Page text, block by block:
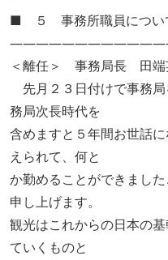
■ ５ 事務所職員につい
＜離任＞ 事務局長 田端
先月２３日付けで事務
務局次長時代を
含めますと５年間お世話
えられて、何と
か勤めることができまし
申し上げます。
観光はこれからの日本の
ていくものと